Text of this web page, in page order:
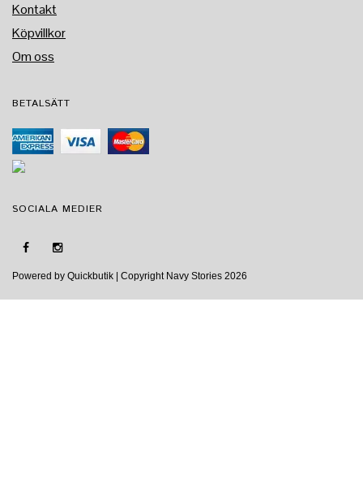
Kontakt
Köpvillkor
Om oss
BETALSÄTT
SOCIALA MEDIER
Powered by Quickbutik | Copyright Navy Stories 2026